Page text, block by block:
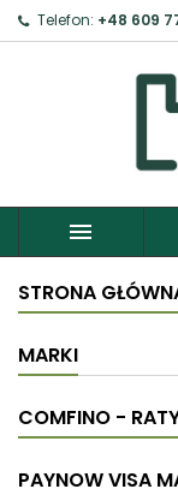
Telefon: +48 609

STRONA
MARKI
COMFINO -
PAYNOW VISA
Zaloguj
Aby zapisać
Anuluj